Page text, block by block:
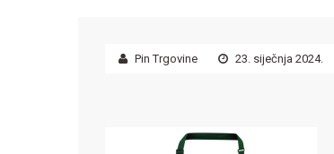
Pin Trgovine 23. siječnja 2024.